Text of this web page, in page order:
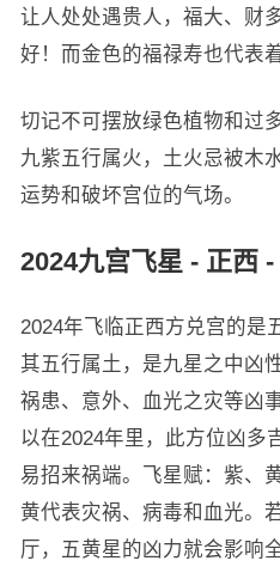
让人处处遇贵人，福大、财
好！而金色的福禄寿也代表
切记不可摆放绿色植物和过
九紫五行属火，土火忌被木
运势和破坏宫位的气场。
2024九宫飞星 - 正西
2024年飞临正西方兑宫的是
其五行属土，是九星之中凶
祸患、意外、血光之灾等凶
以在2024年里，此方位凶多
易招来祸端。飞星赋：紫、
黄代表灾祸、病毒和血光。
厅，五黄星的凶力就会影响